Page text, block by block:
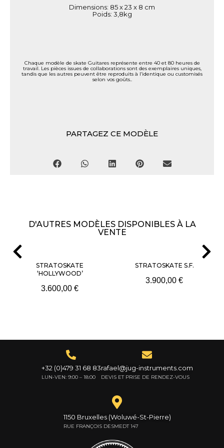
Dimensions: 85 x 23 x 8 cm
Poids: 3,8kg
Chaque modèle de skate Guitares représente entre 40 et 80 heures de
travail. Les pièces issues de collaborations sont des exemplaires uniques,
tandis que les autres peuvent être reproduits à l’identique ou customisés
selon vos goûts..
PARTAGEZ CE MODÈLE
D'AUTRES MODÈLES DISPONIBLES À LA
VENTE
STRATOSKATE
‘HOLLYWOOD’
3.600,00 €
STRATOSKATE S.F.
3.900,00 €
+32 (0)479 31 68 83
LUN-VEN: 9:00 – 18:00
rafael@jug-instruments.com
DEVIS ET PRISE DE RENDEZ-VOUS
1150 Bruxelles (Woluwé-St-Pierre)
RUE FRANÇOIS DESMEDT 147